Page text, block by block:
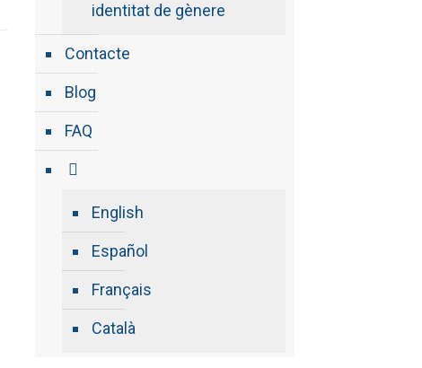
identitat de gènere
Contacte
Blog
FAQ
English
Español
Français
Català